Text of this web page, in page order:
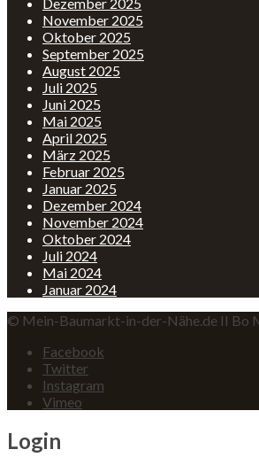
November 2025
Oktober 2025
September 2025
August 2025
Juli 2025
Juni 2025
Mai 2025
April 2025
März 2025
Februar 2025
Januar 2025
Dezember 2024
November 2024
Oktober 2024
Juli 2024
Mai 2024
Januar 2024
© Mein-Baumarkt-in-der-Nähe.de II Bo
Facebook
Twitter
Instagram
Vimeo
Login